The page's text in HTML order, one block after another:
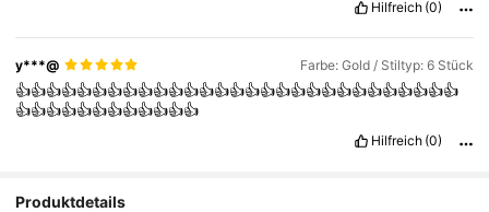
Hilfreich (0)
y***@ Farbe: Gold / Stiltyp: 6 Stück
👍👍👍👍👍👍👍👍👍👍👍👍👍👍👍👍👍👍👍👍👍👍👍👍👍👍👍👍👍
👍👍👍👍👍👍👍👍👍👍👍👍
Hilfreich (0)
Produktdetails